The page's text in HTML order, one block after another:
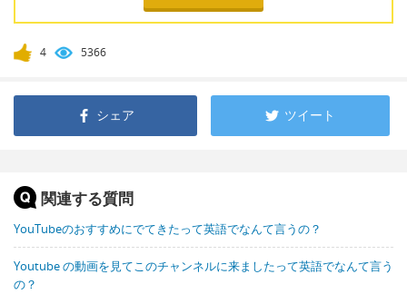
4 5366
シェア ツイート
関連する質問
YouTubeのおすすめにでてきたって英語でなんて言うの？
Youtube の動画を見てこのチャンネルに来ましたって英語でなんて言う
の？